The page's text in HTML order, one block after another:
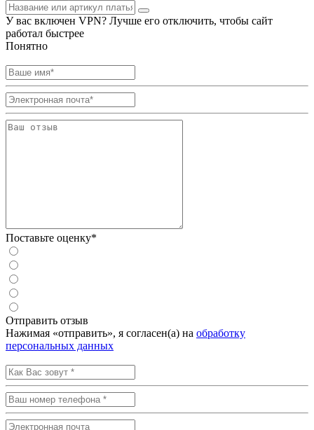
У вас включен VPN? Лучше его отключить, чтобы сайт
работал быстрее
Понятно
Поставьте оценку*
Отправить отзыв
Нажимая «отправить», я согласен(а) на обработку
персональных данных